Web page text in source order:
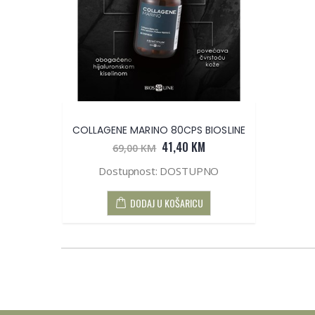
COLLAGENE MARINO 80CPS BIOSLINE
69,00 KM 41,40 KM
Dostupnost: DOSTUPNO
DODAJ U KOŠARICU